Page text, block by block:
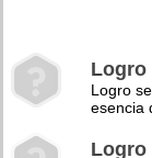
Logro
Logro
esencia
Logro